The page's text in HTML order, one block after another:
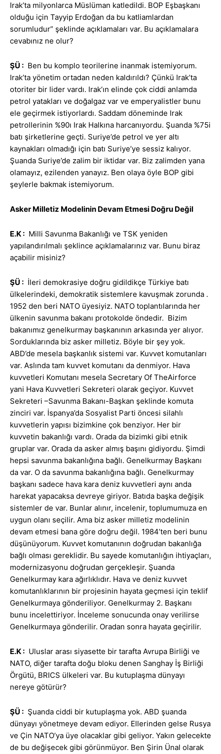
Irak’ta milyonlarca Müslüman katledildi. BOP Eşbaşkanı
olduğu için Tayyip Erdoğan da bu katliamlardan
sorumludur” şeklinde açıklamaları var. Bu açıklamalara
cevabınız ne olur?
ŞÜ : Ben bu komplo teorilerine inanmak istemiyorum.
Irak’ta yönetim ortadan neden kaldırıldı? Çünkü Irak’ta
otoriter bir lider vardı. Irak’ın elinde çok ciddi anlamda
petrol yatakları ve doğalgaz var ve emperyalistler bunu
ele geçirmek istiyorlardı. Saddam döneminde Irak
petrollerinin %90ı Irak Halkına harcanıyordu. Şuanda %75i
batı şirketlerine geçti. Suriye’de petrol ve yer altı
kaynakları olmadığı için batı Suriye’ye sessiz kalıyor.
Şuanda Suriye’de zalim bir iktidar var. Biz zalimden yana
olamayız, ezilenden yanayız. Ben olaya öyle BOP gibi
şeylerle bakmak istemiyorum.
Asker Milletiz Modelinin Devam Etmesi Doğru Değil
E.K : Milli Savunma Bakanlığı ve TSK yeniden
yapılandırılmalı şeklince açıklamalarınız var. Bunu biraz
açabilir misiniz?
ŞÜ : İleri demokrasiye doğru gidildikçe Türkiye batı
ülkelerindeki, demokratik sistemlere kavuşmak zorunda .
1952 den beri NATO üyesiyiz. NATO toplantılarında her
ülkenin savunma bakanı protokolde öndedir. Bizim
bakanımız genelkurmay başkanının arkasında yer alıyor.
Sorduklarında biz asker milletiz. Böyle bir şey yok.
ABD’de mesela başkanlık sistemi var. Kuvvet komutanları
var. Aslında tam kuvvet komutanı da denmiyor. Hava
kuvvetleri Komutanı mesela Secretary Of TheAirforce
yani Hava Kuvvetleri Sekreteri olarak geçiyor. Kuvvet
Sekreteri –Savunma Bakanı-Başkan şeklinde komuta
zinciri var. İspanya’da Sosyalist Parti öncesi silahlı
kuvvetlerin yapısı bizimkine çok benziyor. Her bir
kuvvetin bakanlığı vardı. Orada da bizimki gibi etnik
gruplar var. Orada da asker almış başını gidiyordu. Şimdi
hepsi savunma bakanlığına bağlı. Genelkurmay Başkanı
da var. O da savunma bakanlığına bağlı. Genelkurmay
başkanı sadece hava kara deniz kuvvetleri aynı anda
harekat yapacaksa devreye giriyor. Batıda başka değişik
sistemler de var. Bunlar alınır, incelenir, toplumumuza en
uygun olanı seçilir. Ama biz asker milletiz modelinin
devam etmesi bana göre doğru değil. 1984’ten beri bunu
düşünüyorum. Kuvvet komutanının doğrudan bakanlığa
bağlı olması gereklidir. Bu sayede komutanlığın ihtiyaçları,
modernizasyonu doğrudan gerçekleşir. Şuanda
Genelkurmay kara ağırlıklıdır. Hava ve deniz kuvvet
komutanlıklarının bir projesinin hayata geçmesi için teklif
Genelkurmaya gönderiliyor. Genelkurmay 2. Başkanı
bunu incelettiriyor. İnceleme sonucunda onay verilirse
Genelkurmaya gönderilir. Oradan sonra hayata geçirilir.
E.K : Uluslar arası siyasette bir tarafta Avrupa Birliği ve
NATO, diğer tarafta doğu bloku denen Sanghay İş Birliği
Örgütü, BRICS ülkeleri var. Bu kutuplaşma dünyayı
nereye götürür?
ŞÜ : Şuanda ciddi bir kutuplaşma yok. ABD şuanda
dünyayı yönetmeye devam ediyor. Ellerinden gelse Rusya
ve Çin NATO’ya üye olacaklar gibi geliyor. Yakın gelecekte
de bu değişecek gibi görünmüyor. Ben Şirin Ünal olarak